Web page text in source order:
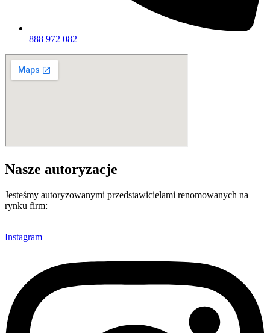
888 972 082
Nasze autoryzacje
Jesteśmy autoryzowanymi przedstawicielami renomowanych na
rynku firm:
Instagram